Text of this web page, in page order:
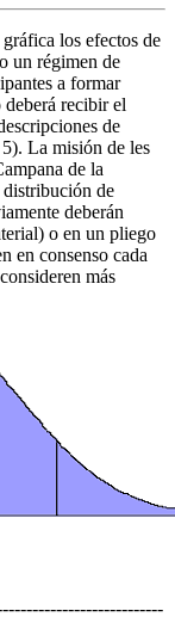
los efectos de
un régimen de
a formar
recibir el
de
La misión de les
de la
distribución de
deberán
o en un pliego
en consenso cada
más